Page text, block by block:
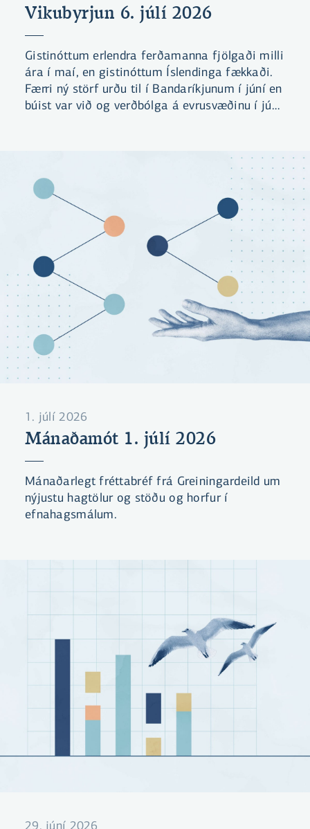
Vikubyrjun 6. júlí 2026
Gistinóttum erlendra ferðamanna fjölgaði milli
ára í maí, en gistinóttum Íslendinga fækkaði.
Færri ný störf urðu til í Bandaríkjunum í júní en
búist var við og verðbólga á evrusvæðinu í júní
1. júlí 2026
Mánaðamót 1. júlí 2026
Mánaðarlegt fréttabréf frá Greiningardeild um
nýjustu hagtölur og stöðu og horfur í
efnahagsmálum.
29. júní 2026